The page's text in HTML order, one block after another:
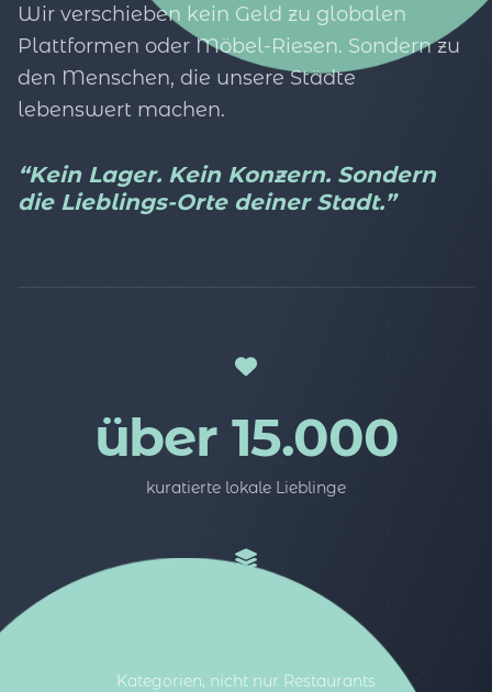
Wir verschieben kein Geld zu globalen
Plattformen oder Möbel-Riesen. Sondern zu
den Menschen, die unsere Städte
lebenswert machen.
“Kein Lager. Kein Konzern. Sondern
die Lieblings-Orte deiner Stadt.”
über 15.000
kuratierte lokale Lieblinge
Kategorien, nicht nur Restaurants